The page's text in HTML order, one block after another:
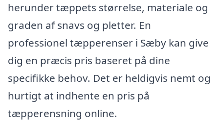
herunder tæppets størrelse, materiale og
graden af snavs og pletter. En
professionel tæpperenser i Sæby kan give
dig en præcis pris baseret på dine
specifikke behov. Det er heldigvis nemt og
hurtigt at indhente en pris på
tæpperensning online.